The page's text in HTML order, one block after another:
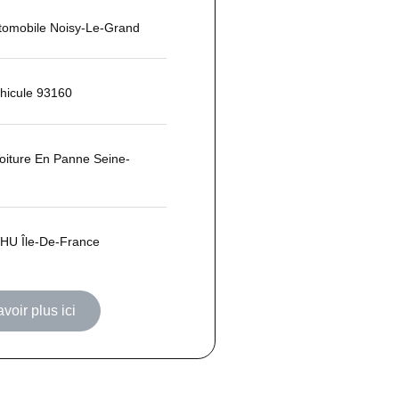
Noisy-Le-Grand
93160
En Panne Seine-
Île-De-France
plus ici